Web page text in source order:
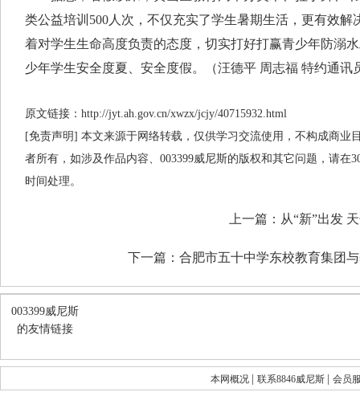
类公益培训500人次，不仅充实了学生暑期生活，更有效解
着对学生生命高度负责的态度，切实打好打赢青少年防溺
少年学生安全度夏、安全度假。（汪德平 周志福 特约通讯
原文链接：http://jyt.ah.gov.cn/xwzx/jcjy/40715932.html
[免责声明] 本文来源于网络转载，仅供学习交流使用，不构成商业
者所有，如涉及作品内容、003399威尼斯的版权和其它问题，请在
时间处理。
上一篇： 从“新”出发
下一篇： 合肥市五十中学东校教育集团
003399威尼斯
的友情链接
本网概况 联系8846威尼斯 会员